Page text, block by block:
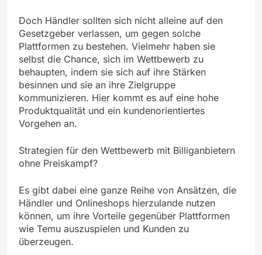
Doch Händler sollten sich nicht alleine auf den
Gesetzgeber verlassen, um gegen solche
Plattformen zu bestehen. Vielmehr haben sie
selbst die Chance, sich im Wettbewerb zu
behaupten, indem sie sich auf ihre Stärken
besinnen und sie an ihre Zielgruppe
kommunizieren. Hier kommt es auf eine hohe
Produktqualität und ein kundenorientiertes
Vorgehen an.
Strategien für den Wettbewerb mit Billiganbietern
ohne Preiskampf?
Es gibt dabei eine ganze Reihe von Ansätzen, die
Händler und Onlineshops hierzulande nutzen
können, um ihre Vorteile gegenüber Plattformen
wie Temu auszuspielen und Kunden zu
überzeugen.